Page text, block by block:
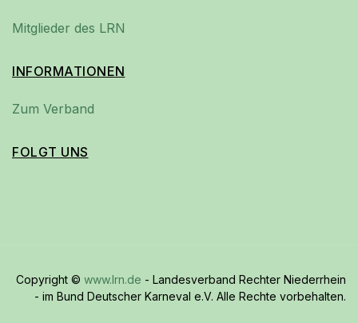
Mitglieder des LRN
INFORMATIONEN
Zum Verband
FOLGT UNS
Copyright © www.lrn.de - Landesverband Rechter Niederrhein
- im Bund Deutscher Karneval e.V. Alle Rechte vorbehalten.